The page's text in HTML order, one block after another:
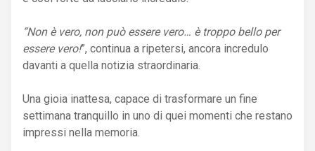
“Non è vero, non può essere vero… è troppo bello per
essere vero!”, continua a ripetersi, ancora incredulo
davanti a quella notizia straordinaria.
Una gioia inattesa, capace di trasformare un fine
settimana tranquillo in uno di quei momenti che restano
impressi nella memoria.